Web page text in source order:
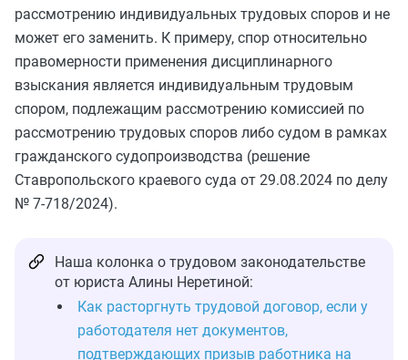
рассмотрению индивидуальных трудовых споров и не
может его заменить. К примеру, спор относительно
правомерности применения дисциплинарного
взыскания является индивидуальным трудовым
спором, подлежащим рассмотрению комиссией по
рассмотрению трудовых споров либо судом в рамках
гражданского судопроизводства (решение
Ставропольского краевого суда от 29.08.2024 по делу
№ 7-718/2024).
Наша колонка о трудовом законодательстве
от юриста Алины Неретиной:
Как расторгнуть трудовой договор, если у
работодателя нет документов,
подтверждающих призыв работника на